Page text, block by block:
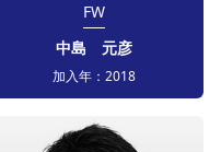
FW
中島 元彦
加入年： 2018